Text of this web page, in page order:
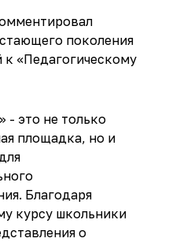
поколения
к «Педагогическому
- это не только
площадка, но и
Благодаря
курсу школьники
о